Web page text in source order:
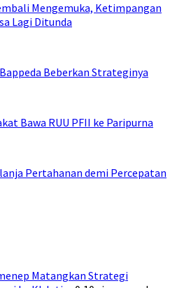
Mengemuka, Ketimpangan
Lagi Ditunda
Beberkan Strateginya
Bawa RUU PFII ke Paripurna
Pertahanan demi Percepatan
Matangkan Strategi